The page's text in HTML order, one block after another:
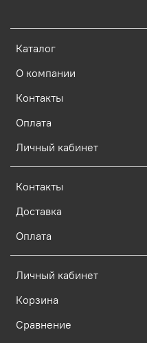
Каталог
О компании
Контакты
Оплата
Личный кабинет
Контакты
Доставка
Оплата
Личный кабинет
Корзина
Сравнение